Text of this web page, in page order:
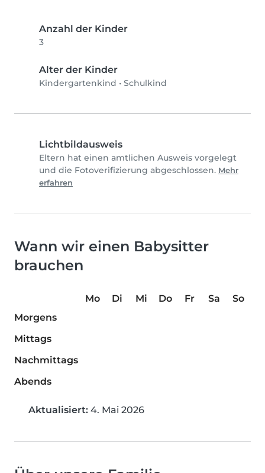
Anzahl der Kinder
3
Alter der Kinder
Kindergartenkind • Schulkind
Lichtbildausweis
Eltern hat einen amtlichen Ausweis vorgelegt
und die Fotoverifizierung abgeschlossen. Mehr
erfahren
Wann wir einen Babysitter
brauchen
Mo Di Mi Do Fr Sa
So
Morgens
Mittags
Nachmittags
Abends
Aktualisiert: 4. Mai 2026